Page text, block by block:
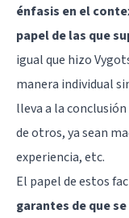
énfasis en el
papel de las que
igual que hizo
manera individual
lleva a la conclusión
de otros, ya sean
experiencia, etc.
El papel de estos
garantes de que